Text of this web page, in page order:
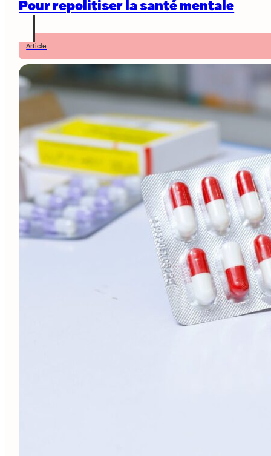
Pour repolitiser la santé mentale
Article